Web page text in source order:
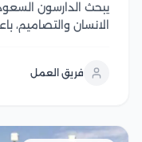
يبحث الدارسون
الانسان والتصاميم،
وتتميز الكلية بتقديم
فريق العمل